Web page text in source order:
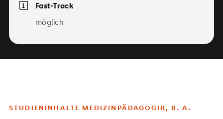
Fast-Track
möglich
STUDIENINHALTE MEDIZINPÄDAGOGIK, B. A.